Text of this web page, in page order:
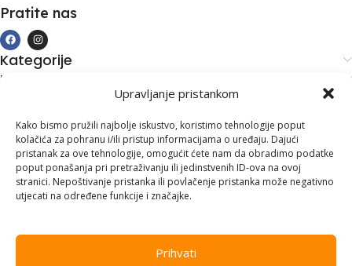
Upravljanje pristankom
Kako bismo pružili najbolje iskustvo, koristimo tehnologije poput
kolačića za pohranu i/ili pristup informacijama o uređaju. Dajući
pristanak za ove tehnologije, omogućit ćete nam da obradimo podatke
poput ponašanja pri pretraživanju ili jedinstvenih ID-ova na ovoj
stranici. Nepoštivanje pristanka ili povlačenje pristanka može negativno
utjecati na određene funkcije i značajke.
Prihvati
Pratite nas
Kategorije
Kupovina i podrška
Kontakt informacije
Branilaca Bosne, 75 300 Lukavac
+387 35 555 999
info@pconer.ba